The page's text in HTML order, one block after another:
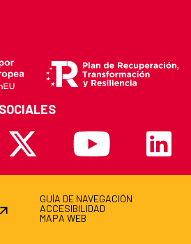
X Youtube Linkedin
GUÍA DE NAVEGACIÓN
ACCESIBILIDAD
MAPA WEB